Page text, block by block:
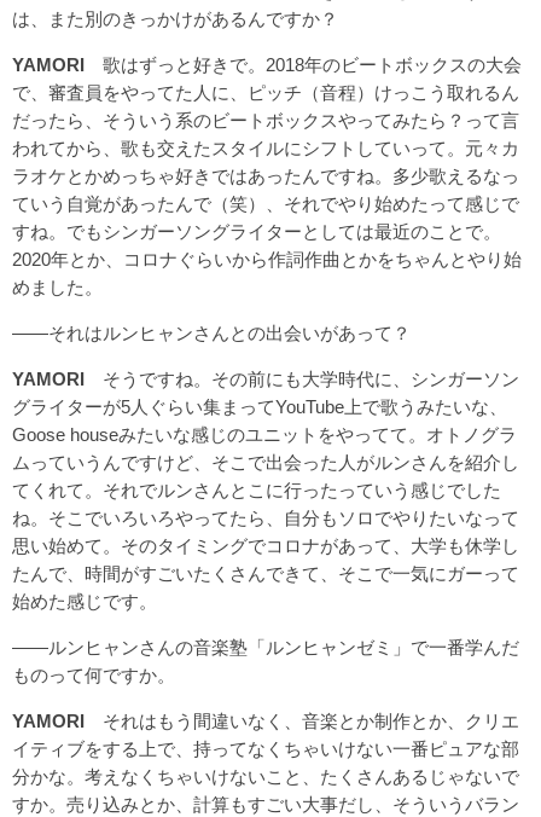
は、また別のきっかけがあるんですか？
YAMORI 歌はずっと好きで。2018年のビートボックスの大会
で、審査員をやってた人に、ピッチ（音程）けっこう取れるん
だったら、そういう系のビートボックスやってみたら？って言
われてから、歌も交えたスタイルにシフトしていって。元々カ
ラオケとかめっちゃ好きではあったんですね。多少歌えるなっ
ていう自覚があったんで（笑）、それでやり始めたって感じで
すね。でもシンガーソングライターとしては最近のことで。
2020年とか、コロナぐらいから作詞作曲とかをちゃんとやり始
めました。
――それはルンヒャンさんとの出会いがあって？
YAMORI そうですね。その前にも大学時代に、シンガーソン
グライターが5人ぐらい集まってYouTube上で歌うみたいな、
Goose houseみたいな感じのユニットをやってて。オトノグラ
ムっていうんですけど、そこで出会った人がルンさんを紹介し
てくれて。それでルンさんとこに行ったっていう感じでした
ね。そこでいろいろやってたら、自分もソロでやりたいなって
思い始めて。そのタイミングでコロナがあって、大学も休学し
たんで、時間がすごいたくさんできて、そこで一気にガーって
始めた感じです。
――ルンヒャンさんの音楽塾「ルンヒャンゼミ」で一番学んだ
ものって何ですか。
YAMORI それはもう間違いなく、音楽とか制作とか、クリエ
イティブをする上で、持ってなくちゃいけない一番ピュアな部
分かな。考えなくちゃいけないこと、たくさんあるじゃないで
すか。売り込みとか、計算もすごい大事だし、そういうバラン